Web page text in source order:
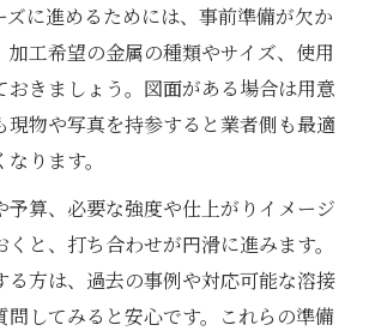
談を通じてトラブルを未然に防ぐ方
で溶接トラブル相談が信頼される理
も安心な溶接相談の対応ポイント
溶接相談が松伏町で叶う理由
溶接相談が選ばれる納得の理由を
ズに進めるためには、事前準備が欠か
加工希望の金属の種類やサイズ、使用
おきましょう。図面がある場合は用意
現物や写真を持参すると業者側も最適
ります。
予算、必要な強度や仕上がりイメージ
と、打ち合わせが円滑に進みます。
る方は、過去の事例や対応可能な溶接
問してみると安心です。これらの準備